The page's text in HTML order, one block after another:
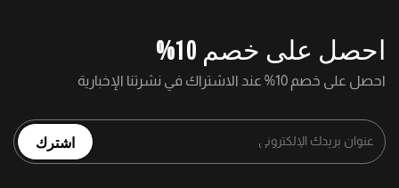
احصل على خصم 10%
احصل على خصم 10% عند الاشتراك في نشرتنا الإخبارية
اشترك